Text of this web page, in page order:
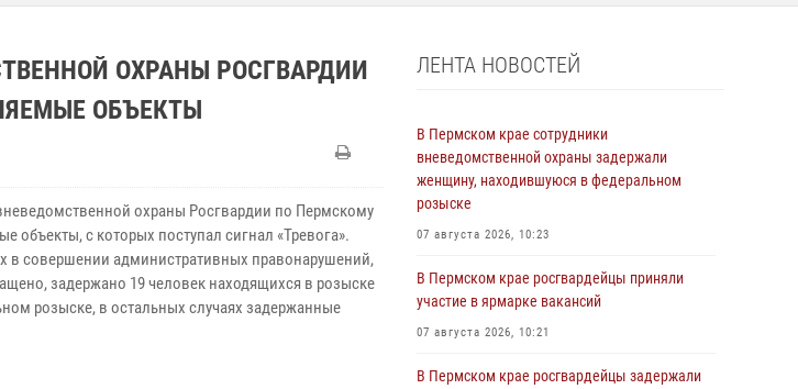
ОХРАНЫ РОСГВАРДИИ
ОБЪЕКТЫ
охраны Росгвардии по Пермскому
объекты, с которых поступал сигнал «Тревога».
в совершении административных правонарушений,
задержано 19 человек находящихся в розыске
розыске, в остальных случаях задержанные
ЛЕНТА НОВОСТЕЙ
В Пермском крае сотрудники
вневедомственной охраны задержали
женщину, находившуюся в федеральном
розыске
07 августа 2026, 10:23
В Пермском крае росгвардейцы приняли
участие в ярмарке вакансий
07 августа 2026, 10:21
В Пермском крае росгвардейцы задержали